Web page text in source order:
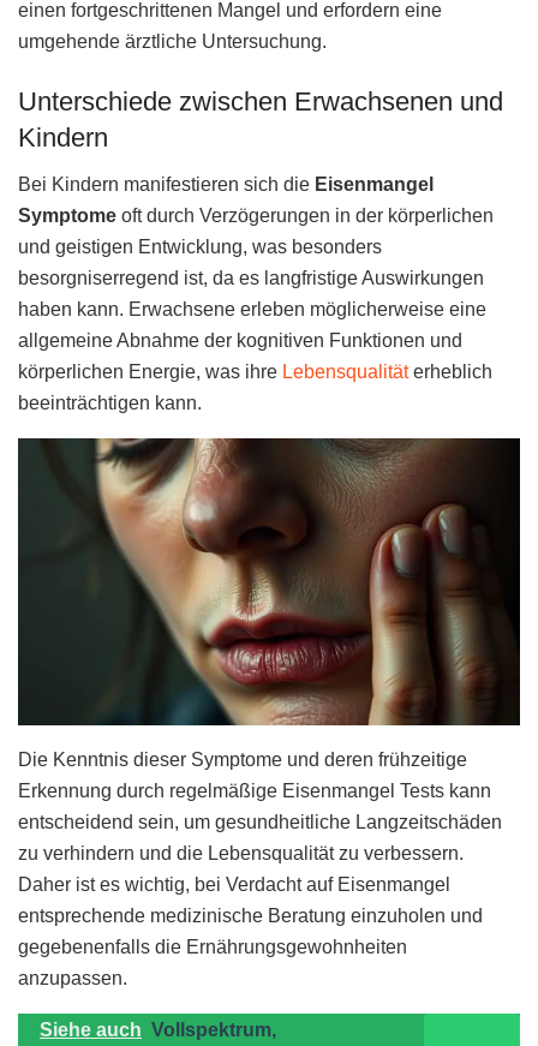
einen fortgeschrittenen Mangel und erfordern eine
umgehende ärztliche Untersuchung.
Unterschiede zwischen Erwachsenen und
Kindern
Bei Kindern manifestieren sich die Eisenmangel
Symptome oft durch Verzögerungen in der körperlichen
und geistigen Entwicklung, was besonders
besorgniserregend ist, da es langfristige Auswirkungen
haben kann. Erwachsene erleben möglicherweise eine
allgemeine Abnahme der kognitiven Funktionen und
körperlichen Energie, was ihre Lebensqualitäterheblich
beeinträchtigen kann.
Die Kenntnis dieser Symptome und deren frühzeitige
Erkennung durch regelmäßige Eisenmangel Tests kann
entscheidend sein, um gesundheitliche Langzeitschäden
zu verhindern und die Lebensqualität zu verbessern.
Daher ist es wichtig, bei Verdacht auf Eisenmangel
entsprechende medizinische Beratung einzuholen und
gegebenenfalls die Ernährungsgewohnheiten
anzupassen.
Siehe auch Vollspektrum,